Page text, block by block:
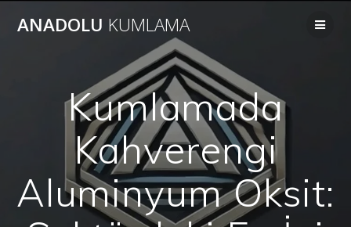
to
content
ANADOLU KUMLAMA
Kumlamada
Kahverengi
Aluminyum Oksit: